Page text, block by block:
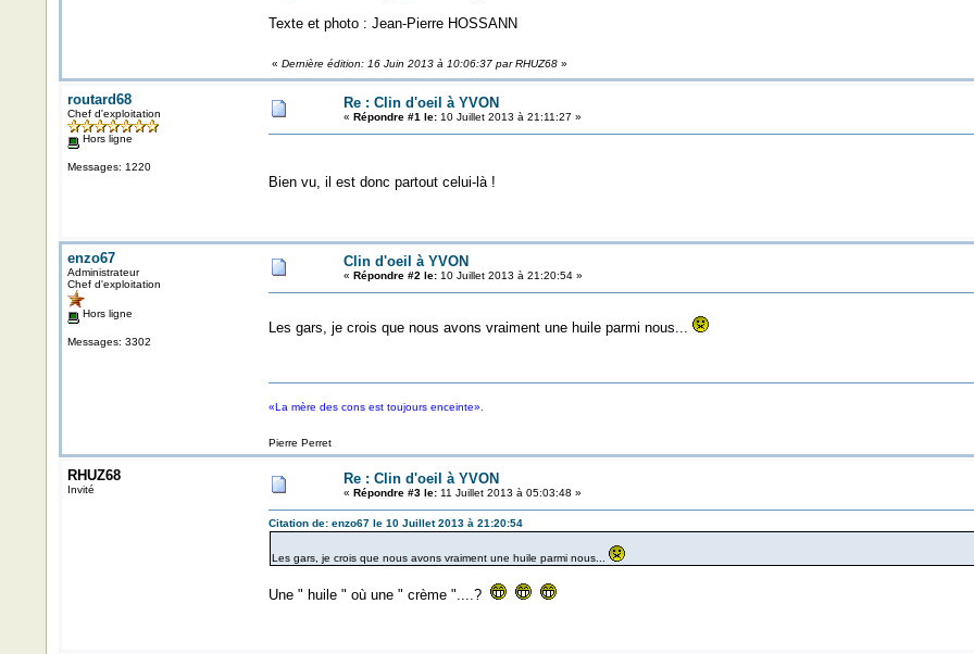
Texte et photo : Jean-Pierre HOSSANN
« Dernière édition: 16 Juin 2013 à 10:06:37 par RHUZ68»
routard68
Chef d'exploitation
Hors ligne
Messages: 1220
Re : Clin d'oeil à YVON
« Répondre #1 le:10 Juillet 2013 à 21:11:27 »
Bien vu, il est donc partout celui-là !
enzo67
Administrateur
Chef d'exploitation
Hors ligne
Messages: 3302
Clin d'oeil à YVON
« Répondre #2 le:10 Juillet 2013 à 21:20:54 »
Les gars, je crois que nous avons vraiment une huile parmi nous...
«La mère des cons est toujours enceinte».
Pierre Perret
RHUZ68
Invité
Re : Clin d'oeil à YVON
« Répondre #3 le:11 Juillet 2013 à 05:03:48 »
Citation de: enzo67 le 10 Juillet 2013 à 21:20:54
Les gars, je crois que nous avons vraiment une huile parmi nous...
Une " huile " où une " crème "....?